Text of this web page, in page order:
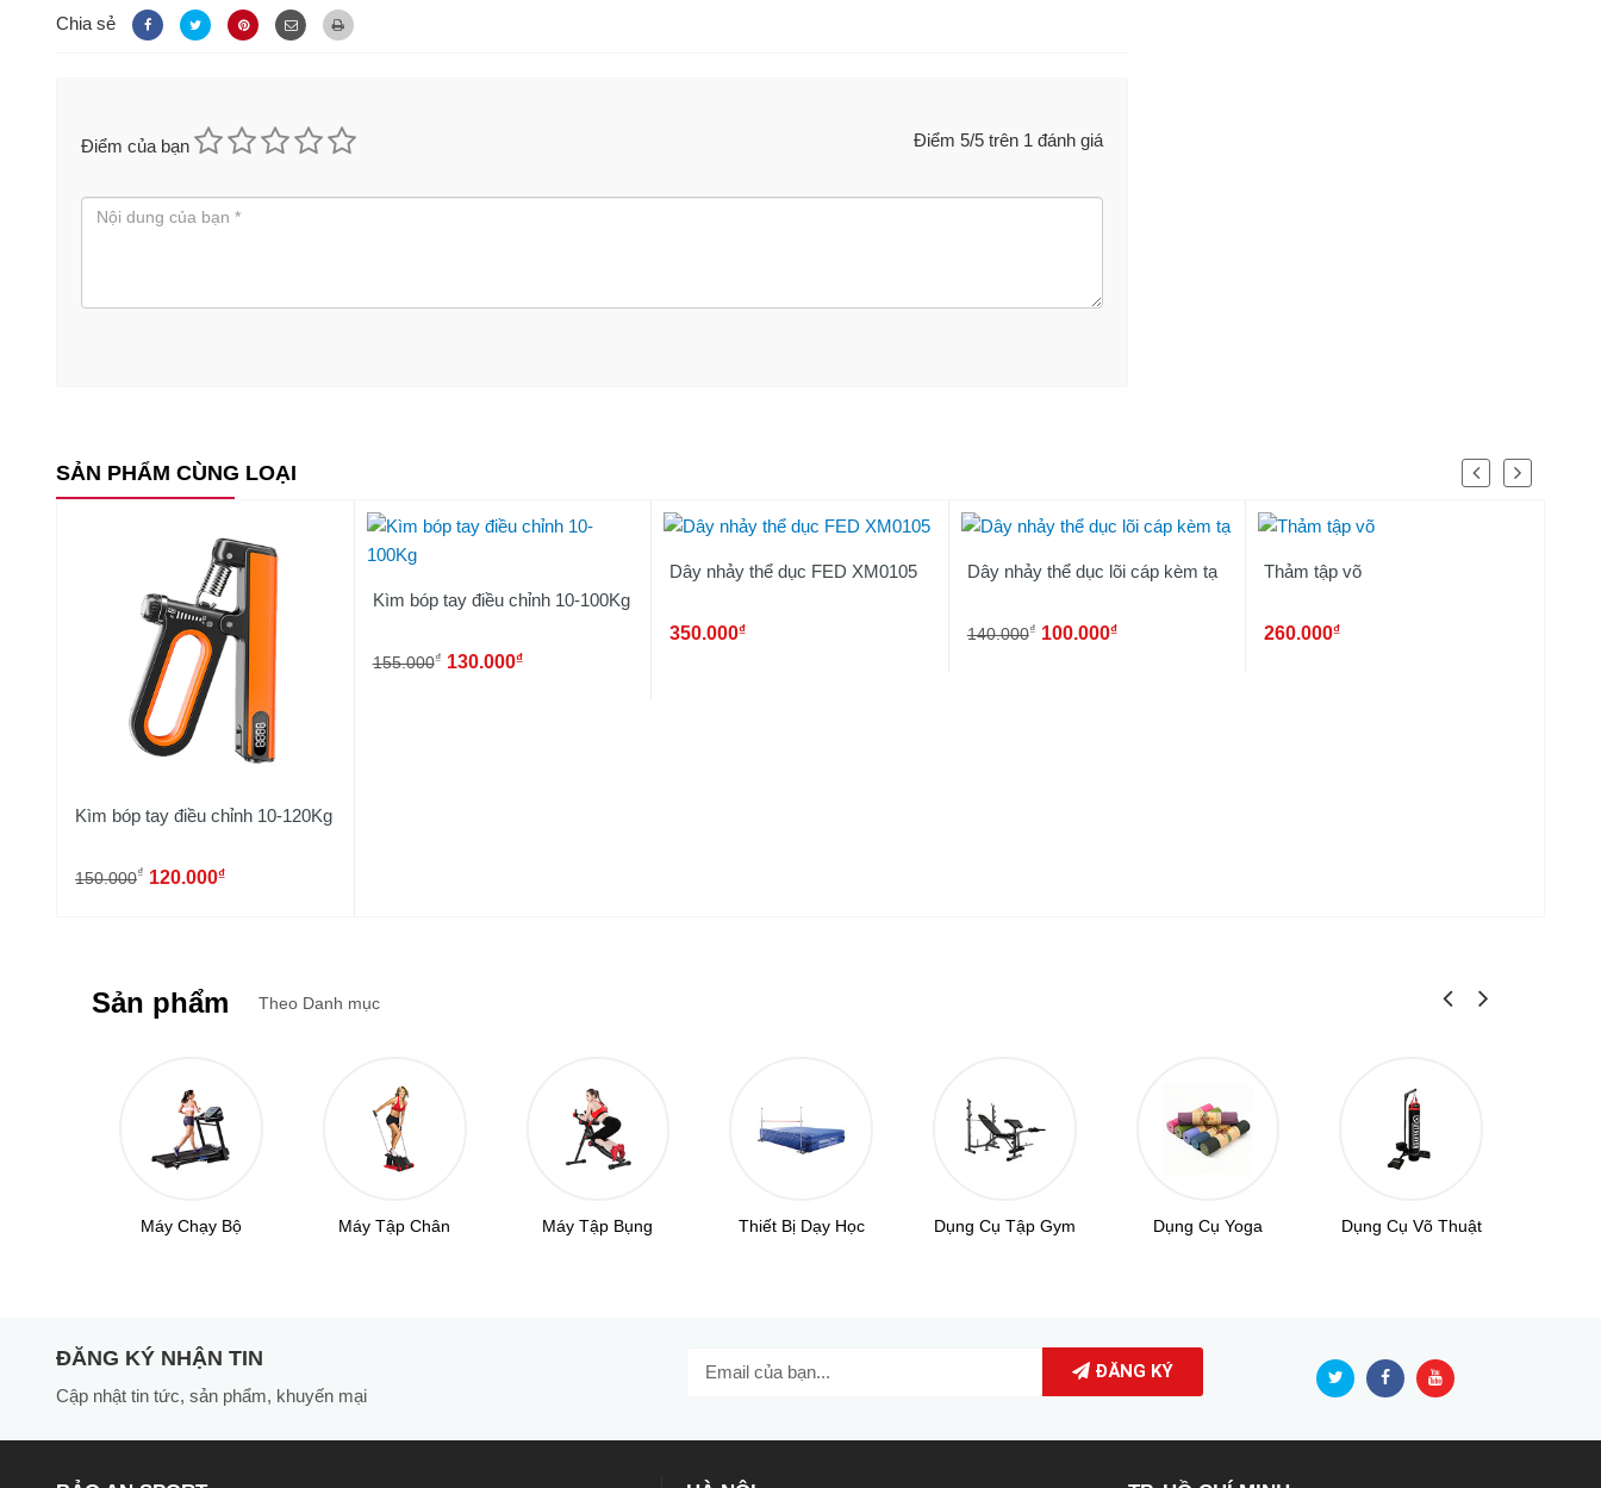
Chia sẻ
Điểm của bạn Điểm 5/5 trên 1 đánh giá
SẢN PHẨM CÙNG LOẠI
Kìm bóp tay điều chỉnh 10-120Kg
150.000₫ 120.000₫
Kìm bóp tay điều chỉnh 10-100Kg
155.000₫ 130.000₫
Dây nhảy thể dục FED XM0105
350.000₫
Dây nhảy thể dục lõi cáp kèm tạ
140.000₫ 100.000₫
Thảm tập võ
260.000₫
Sản phẩm Theo Danh mục
Máy Chạy Bộ Máy Tập Chân Máy Tập Bụng Thiết Bị Dạy Học Dụng Cụ Tập Gym Dụng Cụ Yoga Dụng Cụ Võ Thuật
ĐĂNG KÝ NHẬN TIN
Cập nhật tin tức, sản phẩm, khuyến mại
ĐĂNG KÝ